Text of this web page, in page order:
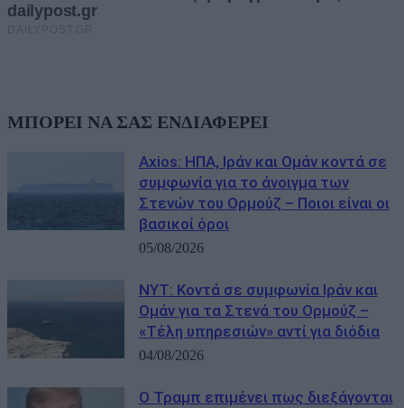
ΜΠΟΡΕΙ ΝΑ ΣΑΣ ΕΝΔΙΑΦΕΡΕΙ
Axios: ΗΠΑ, Ιράν και Ομάν κοντά σε
συμφωνία για το άνοιγμα των
Στενών του Ορμούζ – Ποιοι είναι οι
βασικοί όροι
05/08/2026
NYT: Κοντά σε συμφωνία Ιράν και
Ομάν για τα Στενά του Ορμούζ –
«Τέλη υπηρεσιών» αντί για διόδια
04/08/2026
Ο Τραμπ επιμένει πως διεξάγονται